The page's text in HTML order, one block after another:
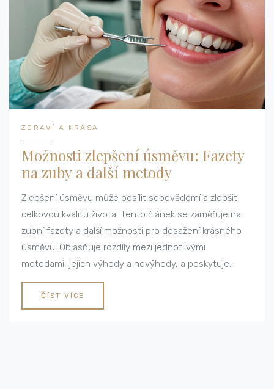
ZDRAVÍ A KRÁSA
Možnosti zlepšení úsměvu: Fazety
na zuby a další metody
Zlepšení úsměvu může posílit sebevědomí a zlepšit
celkovou kvalitu života. Tento článek se zaměřuje na
zubní fazety a další možnosti pro dosažení krásného
úsměvu. Objasňuje rozdíly mezi jednotlivými
metodami, jejich výhody a nevýhody, a poskytuje
užitečné tipy, které pomohou s rozhodnutím.
ČÍST VÍCE